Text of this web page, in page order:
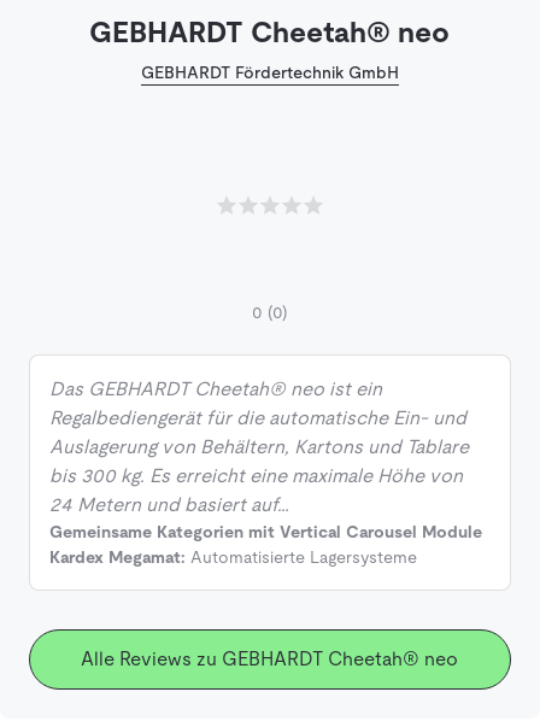
GEBHARDT Cheetah® neo
GEBHARDT Fördertechnik GmbH
0 (0)
Das GEBHARDT Cheetah® neo ist ein
Regalbediengerät für die automatische Ein- und
Auslagerung von Behältern, Kartons und Tablare
bis 300 kg. Es erreicht eine maximale Höhe von
24 Metern und basiert auf…
Gemeinsame Kategorien mit Vertical Carousel Module
Kardex Megamat: Automatisierte Lagersysteme
Alle Reviews zu GEBHARDT Cheetah® neo